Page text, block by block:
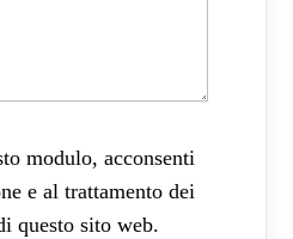
modulo, acconsenti
e al trattamento dei
questo sito web.